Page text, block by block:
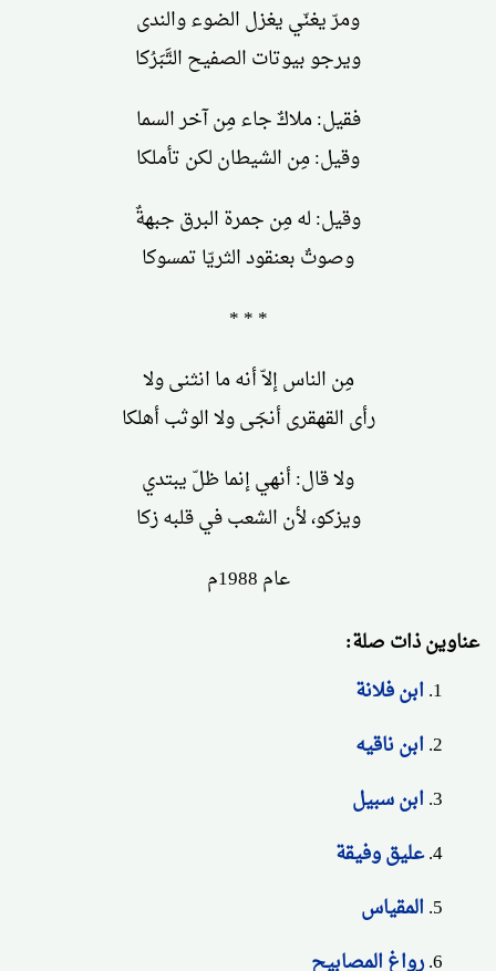
ومرّ يغنّي يغزل الضوء والندى
ويرجو بيوتات الصفيح التَّبَرُكا
فقيل: ملاكٌ جاء مِن آخر السما
وقيل: مِن الشيطان لكن تأملكا
وقيل: له مِن جمرة البرق جبهةٌ
وصوتٌ بعنقود الثريّا تمسوكا
* * *
مِن الناس إلاّ أنه ما انثنى ولا
رأى القهقرى أنجَى ولا الوثب أهلكا
ولا قال: أنهي إنما ظلّ يبتدي
ويزكو، لأن الشعب في قلبه زكا
عام 1988م
عناوين ذات صلة:
ابن فلانة
ابن ناقيه
ابن سبيل
عليق وفيقة
المقياس
رواغ المصابيح